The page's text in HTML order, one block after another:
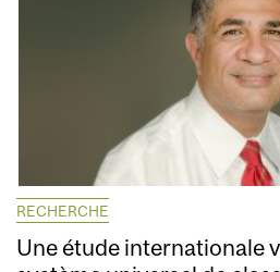
RECHERCHE
Une étude internationale